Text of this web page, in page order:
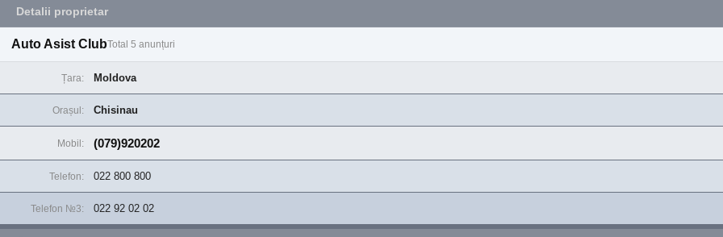
Detalii proprietar
Auto Asist ClubTotal 5 anunțuri
Țara: Moldova
Orașul: Chisinau
Mobil: (079)920202
Telefon: 022 800 800
Telefon №3: 022 92 02 02